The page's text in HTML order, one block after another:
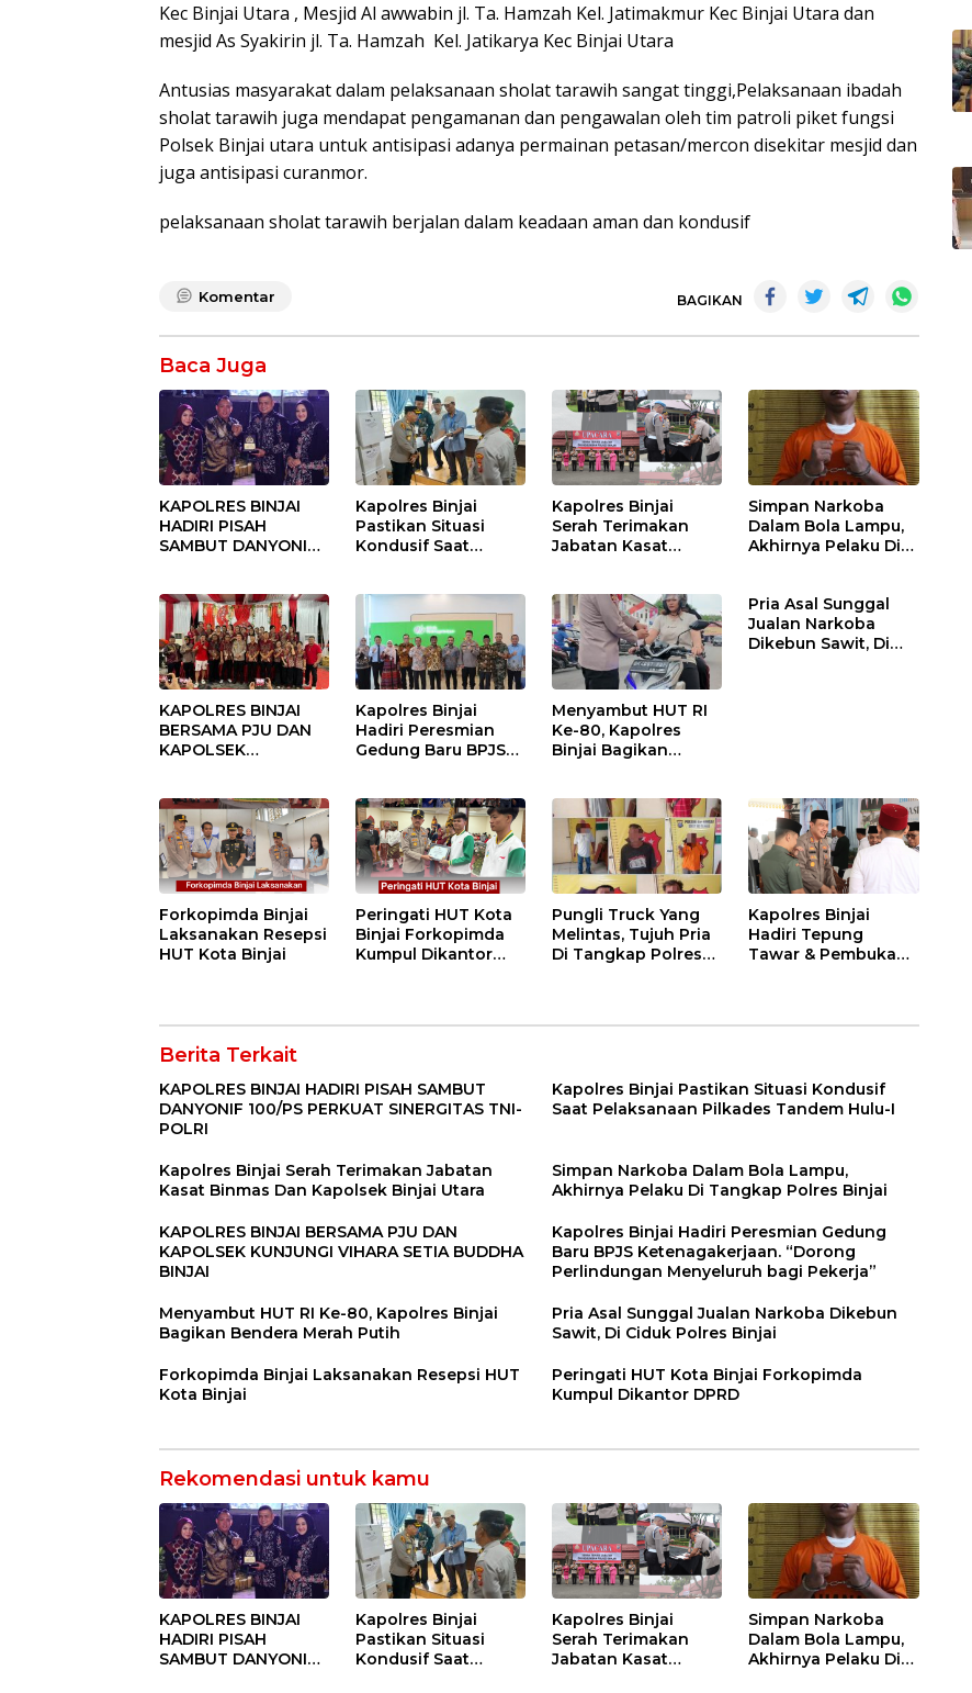
Kec Binjai Utara , Mesjid Al awwabin jl. Ta. Hamzah Kel. Jatimakmur Kec Binjai Utara dan
mesjid As Syakirin jl. Ta. Hamzah Kel. Jatikarya Kec Binjai Utara
Antusias masyarakat dalam pelaksanaan sholat tarawih sangat tinggi,Pelaksanaan ibadah
sholat tarawih juga mendapat pengamanan dan pengawalan oleh tim patroli piket fungsi
Polsek Binjai utara untuk antisipasi adanya permainan petasan/mercon disekitar mesjid dan
juga antisipasi curanmor.
pelaksanaan sholat tarawih berjalan dalam keadaan aman dan kondusif
Komentar BAGIKAN
Baca Juga
KAPOLRES BINJAI
HADIRI PISAH
SAMBUT DANYONIF
POLRI
Kapolres Binjai
Pastikan Situasi
Kondusif Saat
Hulu-I
Kapolres Binjai
Serah Terimakan
Jabatan Kasat
Utara
Simpan Narkoba
Dalam Bola Lampu,
Akhirnya Pelaku Di
KAPOLRES BINJAI
BERSAMA PJU DAN
KAPOLSEK
BINJAI
Kapolres Binjai
Hadiri Peresmian
Gedung Baru BPJS
Perlindungan
Menyeluruh bagi
Pekerja”
Menyambut HUT RI
Ke-80, Kapolres
Binjai Bagikan
Pria Asal Sunggal
Jualan Narkoba
Dikebun Sawit, Di
Forkopimda Binjai
Laksanakan Resepsi
HUT Kota Binjai
Peringati HUT Kota
Binjai Forkopimda
Kumpul Dikantor
Pungli Truck Yang
Melintas, Tujuh Pria
Di Tangkap Polres
Kapolres Binjai
Hadiri Tepung
Tawar & Pembukaan
Berita Terkait
KAPOLRES BINJAI HADIRI PISAH SAMBUT
DANYONIF 100/PS PERKUAT SINERGITAS TNI-
POLRI
Kapolres Binjai Pastikan Situasi Kondusif
Saat Pelaksanaan Pilkades Tandem Hulu-I
Kapolres Binjai Serah Terimakan Jabatan
Kasat Binmas Dan Kapolsek Binjai Utara
Simpan Narkoba Dalam Bola Lampu,
Akhirnya Pelaku Di Tangkap Polres Binjai
KAPOLRES BINJAI BERSAMA PJU DAN
KAPOLSEK KUNJUNGI VIHARA SETIA BUDDHA
BINJAI
Kapolres Binjai Hadiri Peresmian Gedung
Baru BPJS Ketenagakerjaan. “Dorong
Perlindungan Menyeluruh bagi Pekerja”
Menyambut HUT RI Ke-80, Kapolres Binjai
Bagikan Bendera Merah Putih
Pria Asal Sunggal Jualan Narkoba Dikebun
Sawit, Di Ciduk Polres Binjai
Forkopimda Binjai Laksanakan Resepsi HUT
Kota Binjai
Peringati HUT Kota Binjai Forkopimda
Kumpul Dikantor DPRD
Rekomendasi untuk kamu
KAPOLRES BINJAI
HADIRI PISAH
SAMBUT DANYONIF
Kapolres Binjai
Pastikan Situasi
Kondusif Saat
Kapolres Binjai
Serah Terimakan
Jabatan Kasat
Simpan Narkoba
Dalam Bola Lampu,
Akhirnya Pelaku Di